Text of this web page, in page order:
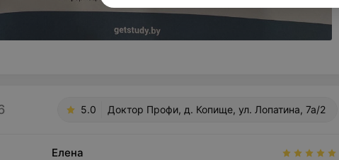
5.0 Доктор Профи, д. Копище, ул. Лопатина, 7а/2
Елена